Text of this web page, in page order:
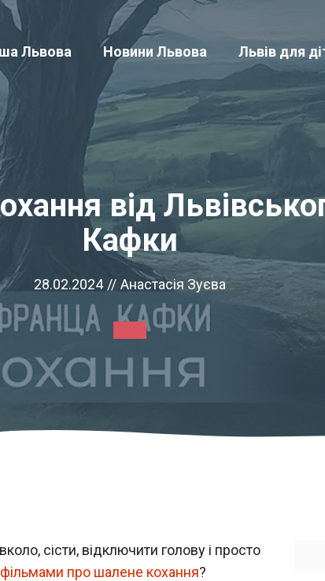
Львова Новини Львова Львів для
від
Кафки
28.02.2024 // Анастасія Зуєва
сісти, відключити голову і просто
фільмами про шалене кохання?